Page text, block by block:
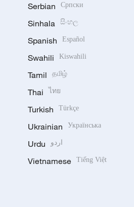
Serbian Српски
Sinhala සිංහල
Spanish Español
Swahili Kiswahili
Tamil தமிழ்
Thai ไทย
Turkish Türkçe
Ukrainian Українська
Urdu اردو
Vietnamese Tiếng Việt